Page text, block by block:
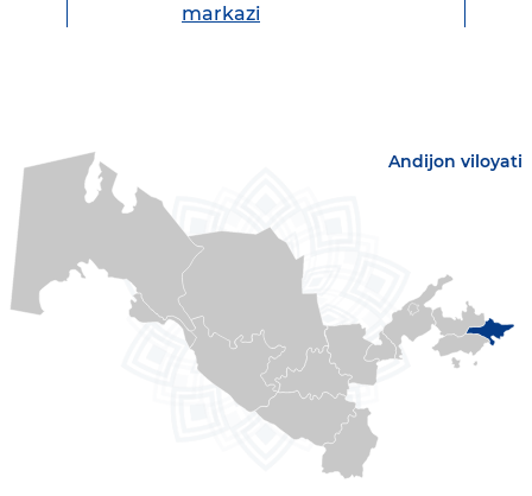
markazi
Andijon viloyati